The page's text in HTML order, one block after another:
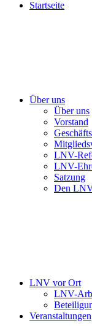
Startseite
Über uns
Über uns
Vorstand
LNV-
LNV-
Satzung
Den
LNV vor Ort
LNV-
Veranstaltungen